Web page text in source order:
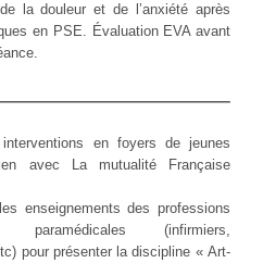
la douleur et de l’anxiété après
en PSE. Évaluation EVA avant
en foyers de jeunes
avec La mutualité Française
enseignements des professions
(infirmiers,
pour présenter la discipline « Art-